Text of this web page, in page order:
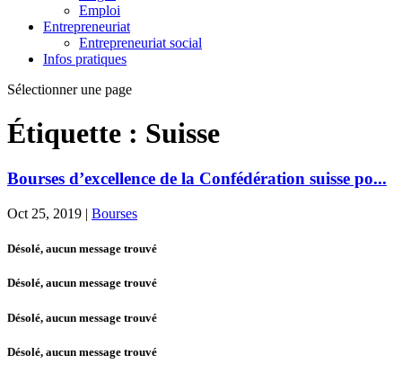
Emploi
Entrepreneuriat
Entrepreneuriat social
Infos pratiques
Sélectionner une page
Étiquette : Suisse
Bourses d’excellence de la Confédération suisse po...
Oct 25, 2019 | Bourses
Désolé, aucun message trouvé
Désolé, aucun message trouvé
Désolé, aucun message trouvé
Désolé, aucun message trouvé